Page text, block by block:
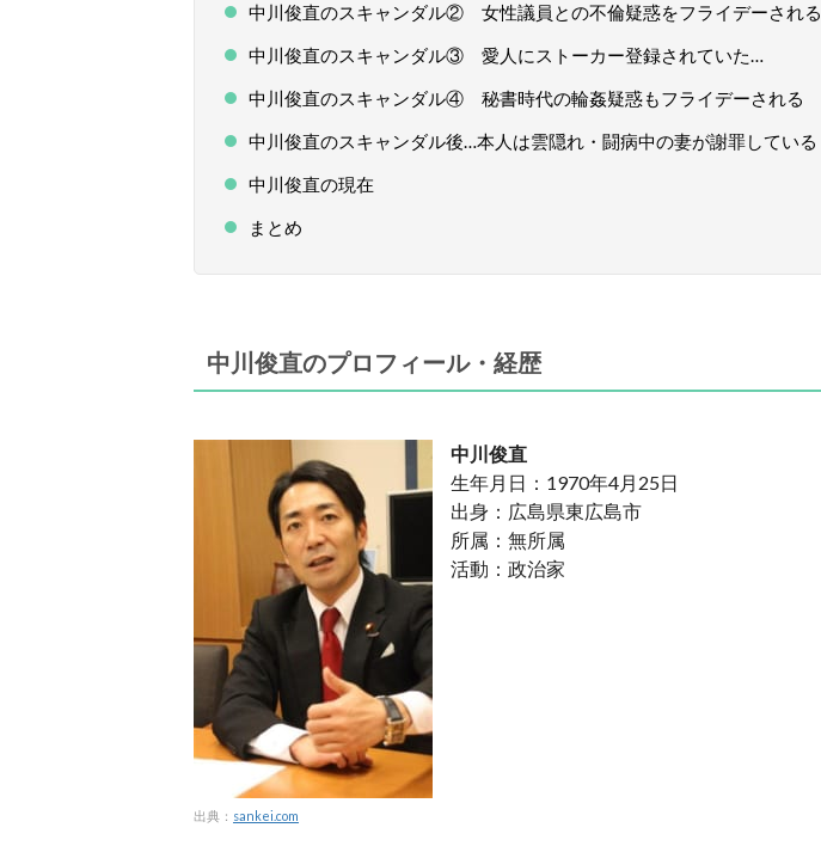
中川俊直のスキャンダル② 女性議員との不倫疑惑をフライデーされる
中川俊直のスキャンダル③ 愛人にストーカー登録されていた…
中川俊直のスキャンダル④ 秘書時代の輪姦疑惑もフライデーされる
中川俊直のスキャンダル後…本人は雲隠れ・闘病中の妻が謝罪している
中川俊直の現在
まとめ
中川俊直のプロフィール・経歴
出典： sankei.com
中川俊直
生年月日：1970年4月25日
出身：広島県東広島市
所属：無所属
活動：政治家